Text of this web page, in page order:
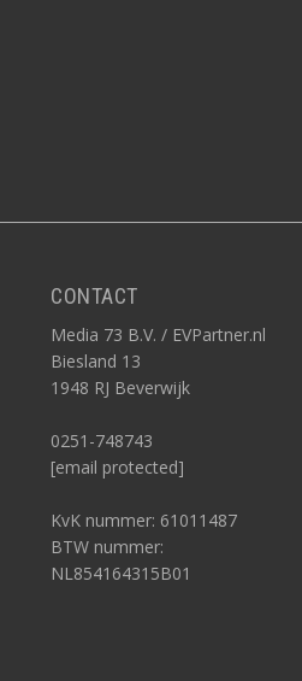
CONTACT
Media 73 B.V. / EVPartner.nl
Biesland 13
1948 RJ Beverwijk
0251-748743
[email protected]
KvK nummer: 61011487
BTW nummer:
NL854164315B01